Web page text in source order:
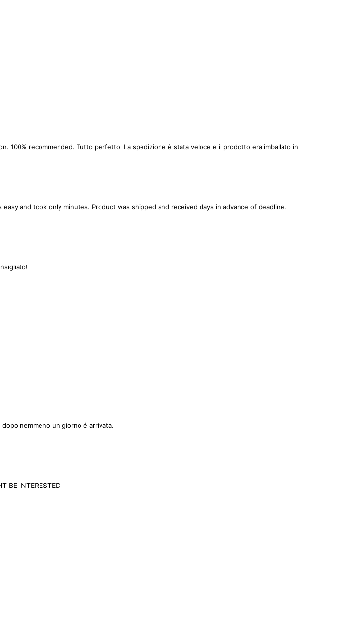
100% recommended. Tutto perfetto. La spedizione è stata veloce e il prodotto era imballato in
and took only minutes. Product was shipped and received days in advance of deadline.
nemmeno un giorno é arrivata.
BE INTERESTED